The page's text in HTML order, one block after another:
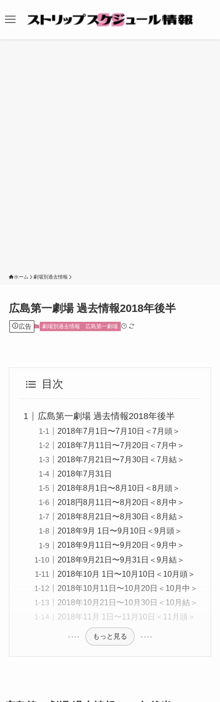
ホーム 劇場別過去情報
広島第一劇場 過去情報2018年後半
広告 劇場別過去情報 広島第一劇場
目次
広島第一劇場 過去情報2018年後半
2018年7月1日〜7月10日＜7月頭＞
2018年7月11日〜7月20日＜7月中＞
2018年7月21日〜7月30日＜7月結＞
2018年7月31日
2018年8月1日〜8月10日＜8月頭＞
2018円8月11日〜8月20日＜8月中＞
2018年8月21日〜8月30日＜8月結＞
2018年9月 1日〜9月10日＜9月頭＞
2018年9月11日〜9月20日＜9月中＞
2018年9月21日〜9月31日＜9月結＞
2018年10月 1日〜10月10日＜10月頭＞
2018年10月11日〜10月20日＜10月中＞
2018年10月21日〜10月30日＜10月結＞
2018年11月 1日〜11月10日＜11月頭＞
もっと見る